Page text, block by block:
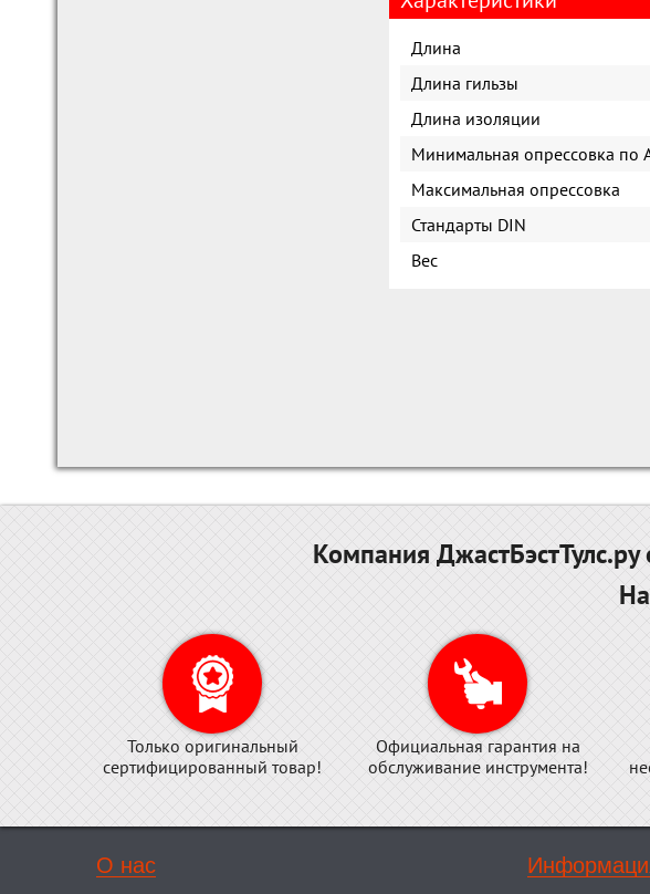
Длина
Длина гильзы
Длина изоляции
Минимальная опрессовка по
Максимальная опрессовка
Стандарты DIN
Вес
Компания
Только оригинальный
сертифицированный товар!
Официальная гарантия на
обслуживание инструмента!
О нас